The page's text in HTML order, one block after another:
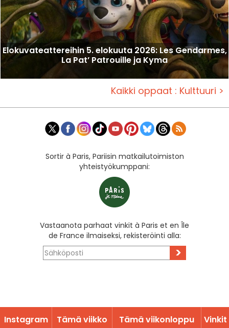
Elokuvateattereihin 5. elokuuta 2026: Les Gendarmes,
La Pat’ Patrouille ja Kyma
Kaikki oppaat : Kulttuuri >
Sortir à Paris, Pariisin matkailutoimiston
yhteistyökumppani:
Vastaanota parhaat vinkit à Paris et en Île
de France ilmaiseksi, rekisteröinti alla:
>
Instagram Tämä viikko Tämä viikonloppu Vinkit